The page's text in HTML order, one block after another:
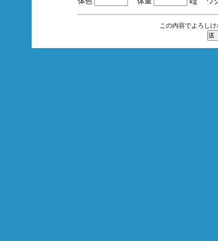
この内容でよろし